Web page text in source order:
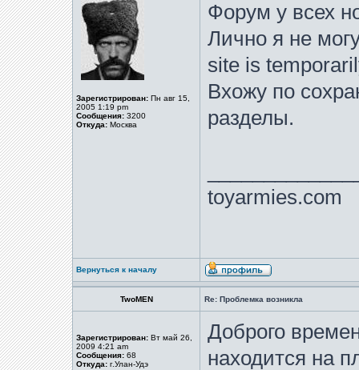
Зарегистрирован: Пн авг 15,
2005 1:19 pm
Сообщения: 3200
Откуда: Москва
Форум у всех
Лично я не
site is
Вхожу по
разделы.
toyarmies.com
Вернуться к началу
TwoMEN Re: Проблемка возникла
Зарегистрирован: Вт май 26,
2009 4:21 am
Сообщения: 68
Откуда: г.Улан-Удэ
Доброго
находится на